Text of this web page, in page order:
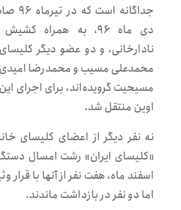
دی ماه ۹۶، به همراه
نادارخانی، و دو عضو دیگر
محمدعلی مسیب و محمدرضا امیدی،
مسیحیت گرویده‌اند، برای اجرای
اوین منتقل شد.
نه نفر دیگر از اعضای کلیسای
«کلیسای ایران» رشت امسال
اسفند ماه، هفت نفر از آنها با قرار
اما دو نفر در بازداشت ماندند.